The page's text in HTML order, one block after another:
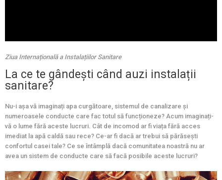
Ziua Internațională a Instalațiilor Sanitare
La ce te gândești când auzi instalații
sanitare?
Nu-i așa vă imaginați apa curgătoare, sistemul de canalizare și
numeroasele conducte care fac totul să funcționeze? Acum imaginați-
vă o lume fără aceste lucruri. Cât de incomod ar fi viața fără acces
imediat la apă caldă sau rece? Ce-ar fi dacă ar trebui să părăsești
confortul casei tale? Ce se întâmplă dacă comunitatea noastră nu ar
avea un sistem de conducte care să facă posibile aceste lucruri?